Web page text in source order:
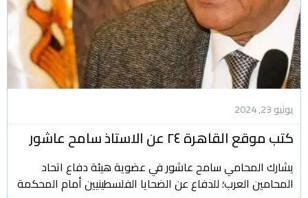
يونيو 23, 2024
كتب موقع القاهرة ٢٤ عن الاستاذ سامح عاشور
يشارك المحامي سامح عاشور في عضوية هيئة دفاع اتحاد
المحامين العرب؛ للدفاع عن الضحايا الفلسطينيين أمام المحكمة